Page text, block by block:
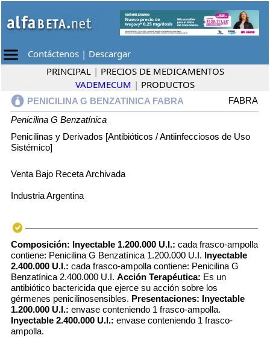
Contáctenos | Descargar
PRINCIPAL | PRECIOS DE MEDICAMENTOS
VADEMECUM | PRODUCTOS
PENICILINA G BENZATINICA FABRA
FABRA
Penicilina G Benzatínica
Penicilinas y Derivados [Antibióticos / Antiinfecciosos de Uso
Sistémico]
Venta Bajo Receta Archivada
Industria Argentina
Composición: Inyectable 1.200.000 U.I.: cada frasco-ampolla
contiene: Penicilina G Benzatínica 1.200.000 U.I. Inyectable
2.400.000 U.I.: cada frasco-ampolla contiene: Penicilina G
Benzatínica 2.400.000 U.I. Acción Terapéutica: Es un
antibiótico bactericida que ejerce su acción sobre los
gérmenes penicilinosensibles. Presentaciones: Inyectable
1.200.000 U.I.: envase conteniendo 1 frasco-ampolla.
Inyectable 2.400.000 U.I.: envase conteniendo 1 frasco-
ampolla.